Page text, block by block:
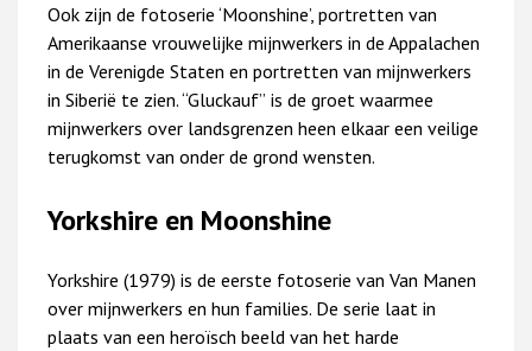
Ook zijn de fotoserie ‘Moonshine’, portretten van
Amerikaanse vrouwelijke mijnwerkers in de Appalachen
in de Verenigde Staten en portretten van mijnwerkers
in Siberië te zien. “Gluckauf” is de groet waarmee
mijnwerkers over landsgrenzen heen elkaar een veilige
terugkomst van onder de grond wensten.
Yorkshire en Moonshine
Yorkshire (1979) is de eerste fotoserie van Van Manen
over mijnwerkers en hun families. De serie laat in
plaats van een heroïsch beeld van het harde